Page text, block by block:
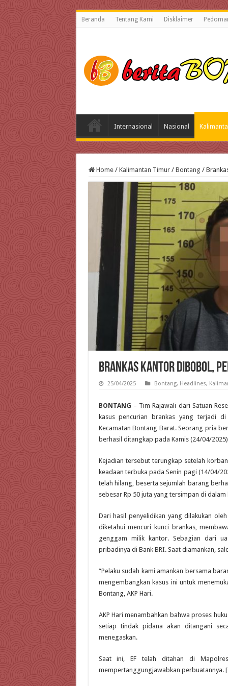
Beranda Tentang Kami Disklaimer
Internasional Nasional
Home / Kalimantan Timur / Bontang /
Brankas Kantor Dibobol,
25/04/2025 Bontang, Headlines,
BONTANG – Tim Rajawali dari Satuan
kasus pencurian brankas yang terjadi
Kecamatan Bontang Barat. Seorang pria
berhasil ditangkap pada Kamis (24/04/
Kejadian tersebut terungkap setelah
keadaan terbuka pada Senin pagi (14/04/
telah hilang, beserta sejumlah barang
sebesar Rp 50 juta yang tersimpan di
Dari hasil penyelidikan yang dilakukan
diketahui mencuri kunci brankas,
genggam milik kantor. Sebagian dari
pribadinya di Bank BRI. Saat diamankan,
“Pelaku sudah kami amankan bersama
mengembangkan kasus ini untuk
Bontang, AKP Hari.
AKP Hari menambahkan bahwa proses
setiap tindak pidana akan ditangani
menegaskan.
Saat ini, EF telah ditahan di
mempertanggungjawabkan perbuatannya.